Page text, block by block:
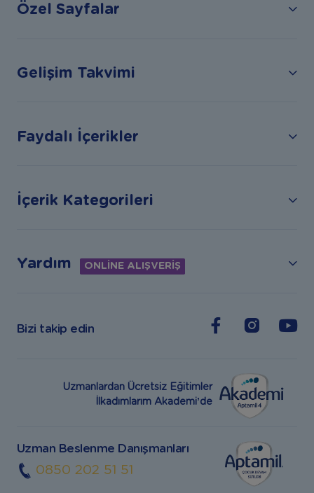
Özel Sayfalar
Gelişim Takvimi
Faydalı İçerikler
İçerik Kategorileri
Yardım ONLİNE ALIŞVERİŞ
Bizi takip edin
Uzmanlardan Ücretsiz Eğitimler
İlkadımlarım Akademi’de
Uzman Beslenme Danışmanları
0850 202 51 51